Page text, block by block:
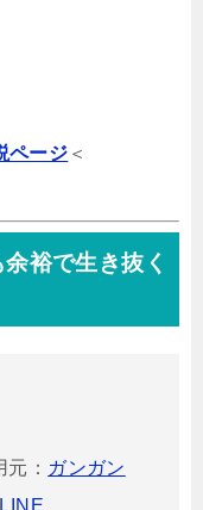
ページ ＜
裕で生き抜く
元： ガンガン